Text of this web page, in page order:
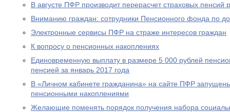
В августе ПФР производит перерасчет страховых
Вниманию граждан: сотрудники Пенсионного фонда по
Электронные сервисы ПФР на страже интересов граждан
К вопросу о пенсионных накоплениях
Единовременную выплату в размере 5 000 рублей
пенсией за январь 2017 года
В «Личном кабинете гражданина» на сайте ПФР
пенсионными накоплениями
Желающие поменять порядок получения набора